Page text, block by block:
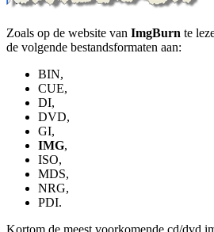
Zoals op de website van ImgBurn te
de volgende bestandsformaten aan:
BIN,
CUE,
DI,
DVD,
GI,
IMG,
ISO,
MDS,
NRG,
PDI.
Kortom de meest voorkomende cd/dvd